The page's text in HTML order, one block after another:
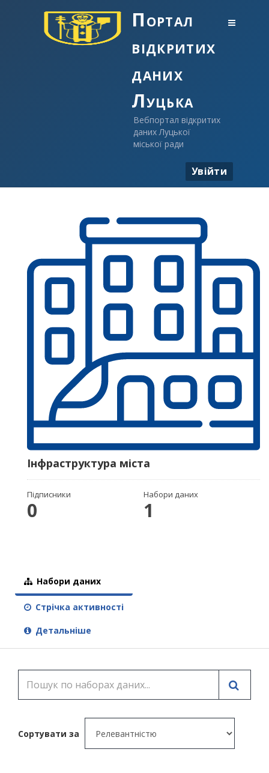
Портал
відкритих
даних
Луцька
Вебпортал відкритих
даних Луцької
міської ради
Увійти
Інфраструктура міста
Підписники
0
Набори даних
1
Набори даних
Стрічка активності
Детальніше
Сортувати за